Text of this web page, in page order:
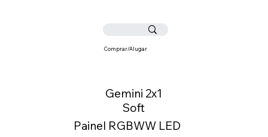
Comprar/Alugar
Gemini 2x1
Soft
Painel RGBWW LED